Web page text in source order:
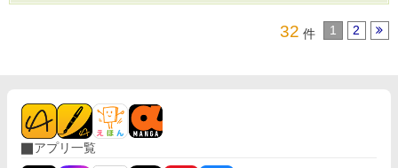
32 件 1 2
アプリ一覧